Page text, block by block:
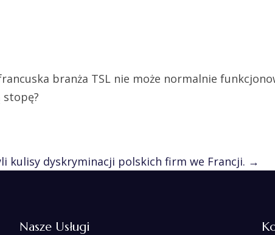
branża TSL nie może normalnie
stopę?
kulisy dyskryminacji polskich firm we Francji. →
Nasze Usługi